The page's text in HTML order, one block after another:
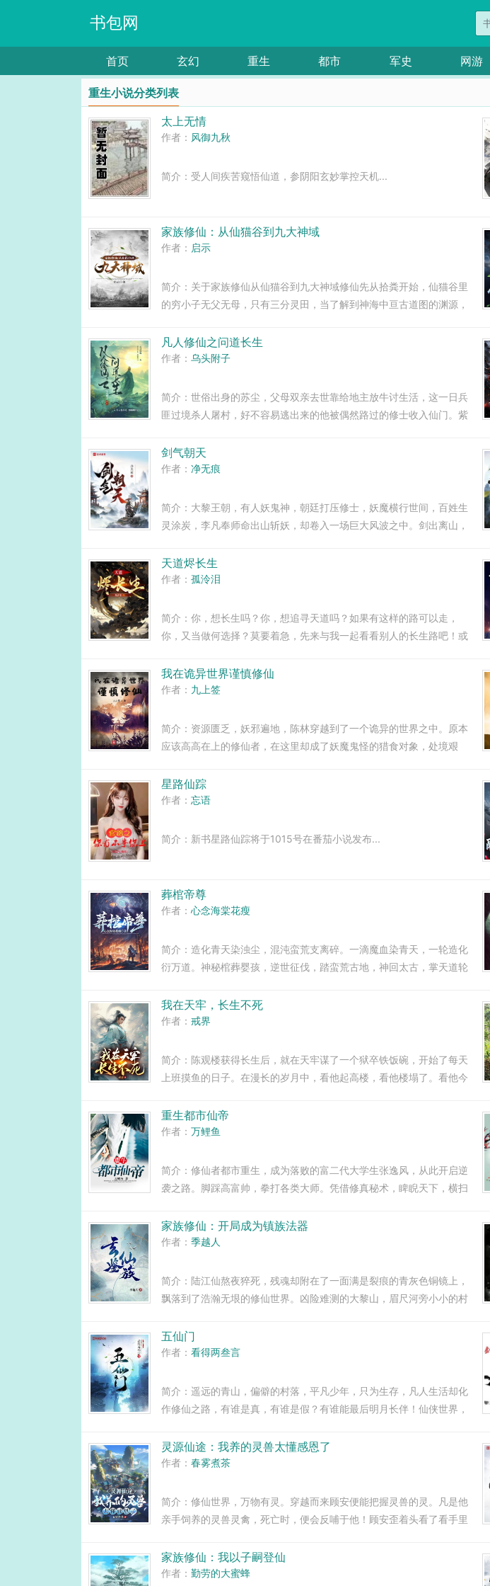
书包网
首页 玄幻 重生 都市 军史 网游
重生小说分类列表
太上无情
作者： 风御九秋
简介：受人间疾苦窥悟仙道，参阴阳玄妙掌控天机...
家族修仙：从仙猫谷到九大神域
作者： 启示
简介：关于家族修仙从仙猫谷到九大神域修仙先从拾粪开始，仙猫谷里
的穷小子无父无母，只有三分灵田，当了解到神海中亘古道图的渊源，
到九大神域是启...
凡人修仙之问道长生
作者：乌头附子
简介：世俗出身的苏尘，父母双亲去世靠给地主放牛讨生活，这一日兵
匪过境杀人屠村，好不容易逃出来的他被偶然路过的修士收入仙门。紫
剑气朝天
作者：净无痕
简介：大黎王朝，有人妖鬼神，朝廷打压修士，妖魔横行世间，百姓生
灵涂炭，李凡奉师命出山斩妖，却卷入一场巨大风波之中。剑出离山，
天道烬长生
作者：孤泠泪
简介：你，想长生吗？你，想追寻天道吗？如果有这样的路可以走，
你，又当做何选择？莫要着急，先来与我一起看看别人的长生路吧！或
一切，都要从那个小小村庄开始说起...
我在诡异世界谨慎修仙
作者： 九上签
简介：资源匮乏，妖邪遍地，陈林穿越到了一个诡异的世界之中。原本
应该高高在上的修仙者，在这里却成了妖魔鬼怪的猎食对象，处境艰
行。直到，大鹏一日同风起，扶摇直上九万里！夺天地之威，...
星路仙踪
作者：忘语
简介：新书星路仙踪将于1015号在番茄小说发布...
葬棺帝尊
作者：心念海棠花瘦
简介：造化青天染浊尘，混沌蛮荒支离碎。一滴魔血染青天，一轮造化
衍万道。神秘棺葬婴孩，逆世征伐，踏蛮荒古地，神回太古，掌天道轮
够喜欢，你们的关注是我写作的动力，我会努力讲好每个故...
我在天牢，长生不死
作者：戒界
简介：陈观楼获得长生后，就在天牢谋了一个狱卒铁饭碗，开始了每天
上班摸鱼的日子。在漫长的岁月中，看他起高楼，看他楼塌了。看他今
权富贵，看他国破家亡。变化的是岁月人生，不变的是长生...
重生都市仙帝
作者：万鲤鱼
简介：修仙者都市重生，成为落败的富二代大学生张逸风，从此开启逆
袭之路。脚踩高富帅，拳打各类大师。凭借修真秘术，睥睨天下，横扫
有以后。在我面前，哪怕是高高在上的女王也要低下...
家族修仙：开局成为镇族法器
作者：季越人
简介：陆江仙熬夜猝死，残魂却附在了一面满是裂痕的青灰色铜镜上，
飘落到了浩瀚无垠的修仙世界。凶险难测的大黎山，眉尺河旁小小的村
新时代。家族修仙，不圣母，种田，无系统，群像文...
五仙门
作者：看得两叁言
简介：遥远的青山，偏僻的村落，平凡少年，只为生存，凡人生活却化
作修仙之路，有谁是真，有谁是假？有谁能最后明月长伴！仙侠世界，
灵源仙途：我养的灵兽太懂感恩了
作者：春雾煮茶
简介：修仙世界，万物有灵。穿越而来顾安便能把握灵兽的灵。凡是他
亲手饲养的灵兽灵禽，死亡时，便会反哺于他！顾安歪着头看了看手里
的？...
家族修仙：我以子嗣登仙
作者：勤劳的大蜜蜂